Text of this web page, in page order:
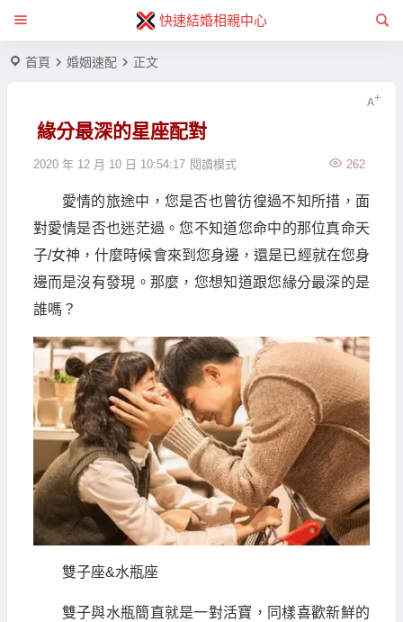
快速結婚相親中心
首頁 婚姻速配 正文
緣分最深的星座配對
2020 年 12 月 10 日 10:54:17 262
閱讀模式
愛情的旅途中，您是否也曾彷徨過不知所措，面
對愛情是否也迷茫過。您不知道您命中的那位真命天
子/女神，什麼時候會來到您身邊，還是已經就在您身
邊而是沒有發現。那麼，您想知道跟您緣分最深的是
誰嗎？
雙子座&水瓶座
雙子與水瓶簡直就是一對活寶，同樣喜歡新鮮的